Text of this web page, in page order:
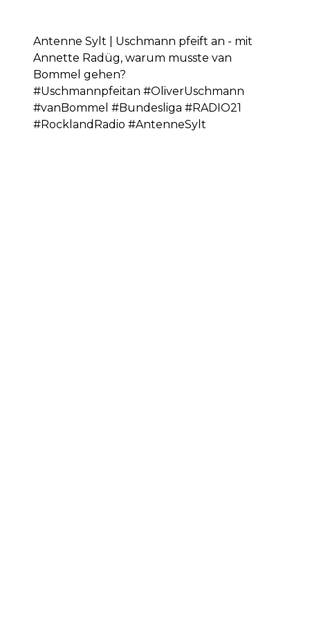
Antenne Sylt | Uschmann pfeift an - mit
Annette Radüg, warum musste van
Bommel gehen?
#Uschmannpfeitan #OliverUschmann
#vanBommel #Bundesliga #RADIO21
#RocklandRadio #AntenneSylt